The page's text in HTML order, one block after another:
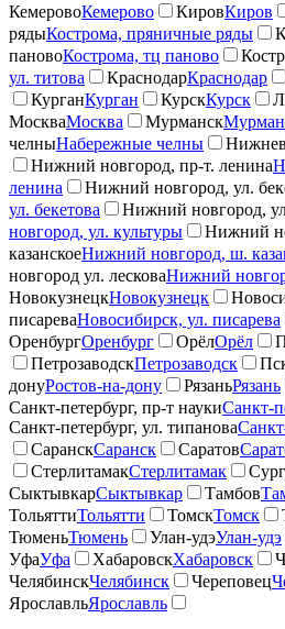
КемеровоКемерово КировКиров
рядыКострома, пряничные ряды
пановоКострома, тц паново
ул. титова
КраснодарКраснодар
КурганКурган КурскКурск
МоскваМосква Мурманск
челныНабережные челны
Нижний новгород, пр-т. ленина
ленина
Нижний новгород, ул.
ул. бекетова
Нижний новгород,
новгород, ул. культуры
Нижний
казанскоеНижний новгород, ш.
новгород ул. лесковаНижний
НовокузнецкНовокузнецк
писареваНовосибирск, ул. писарева
ОренбургОренбург ОрёлОрёл
ПетрозаводскПетрозаводск
донуРостов-на-дону РязаньРязань
Санкт-петербург, пр-т наукиСанкт-
Санкт-петербург, ул. типанова
СаранскСаранск Саратов
СтерлитамакСтерлитамак
СыктывкарСыктывкар Тамбов
ТольяттиТольятти ТомскТомск
ТюменьТюмень Улан-удэУлан-удэ
УфаУфа ХабаровскХабаровск
ЧелябинскЧелябинск Череповец
ЯрославльЯрославль